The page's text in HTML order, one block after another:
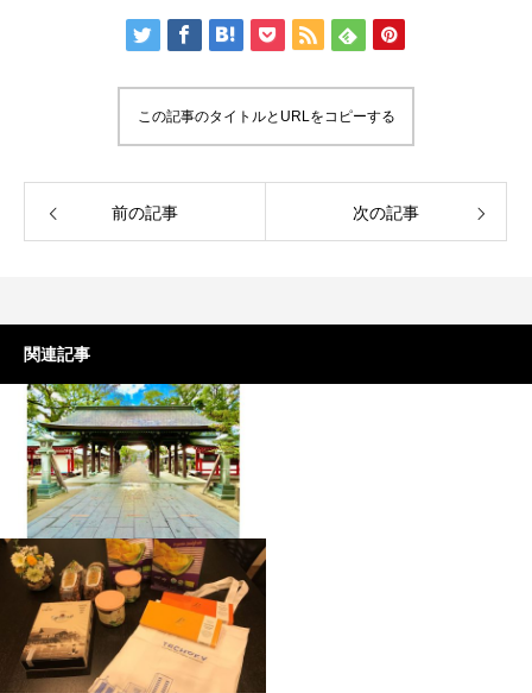
この記事のタイトルとURLをコピーする
前の記事 次の記事
関連記事